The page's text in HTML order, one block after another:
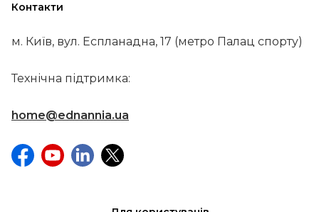
Контакти
м. Київ, вул. Еспланадна, 17 (метро Палац спорту)
Технічна підтримка:
home@ednannia.ua